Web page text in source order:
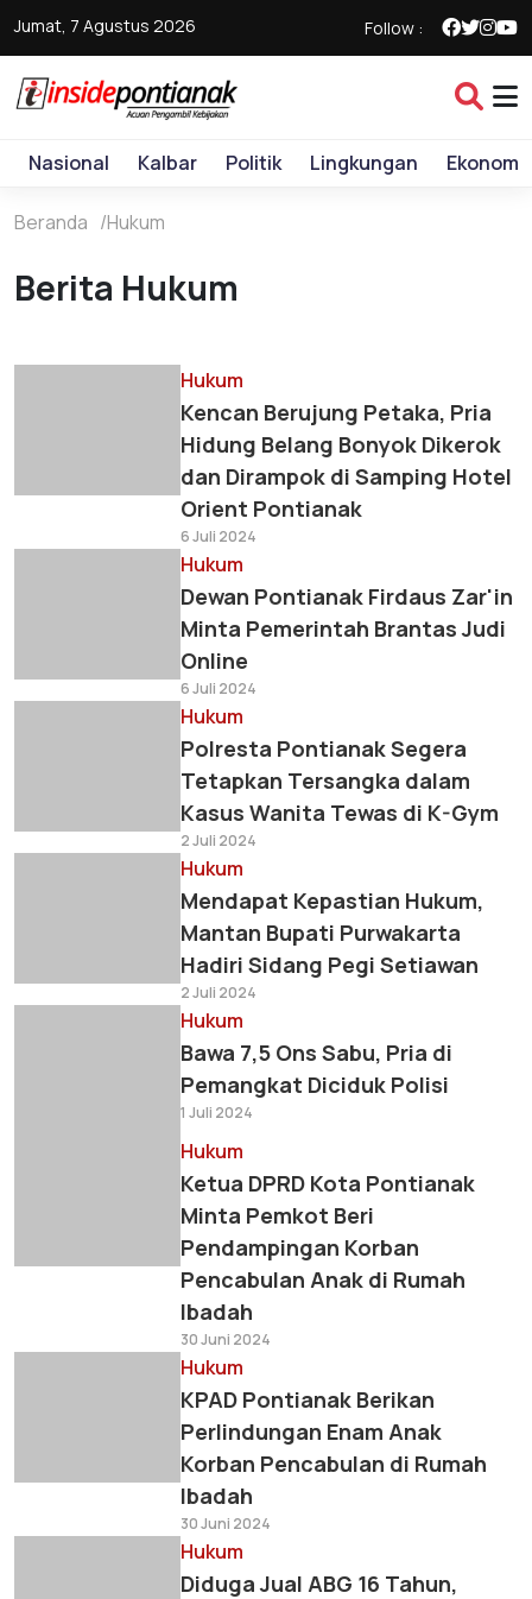
Jumat, 7 Agustus 2026 Follow :
Nasional Kalbar Politik Lingkungan Ekonomi
Beranda Hukum
Berita Hukum
Hukum
Kencan Berujung Petaka, Pria
Hidung Belang Bonyok Dikerok
dan Dirampok di Samping Hotel
Orient Pontianak
6 Juli 2024
Hukum
Dewan Pontianak Firdaus Zar'in
Minta Pemerintah Brantas Judi
Online
6 Juli 2024
Hukum
Polresta Pontianak Segera
Tetapkan Tersangka dalam
Kasus Wanita Tewas di K-Gym
2 Juli 2024
Hukum
Mendapat Kepastian Hukum,
Mantan Bupati Purwakarta
Hadiri Sidang Pegi Setiawan
2 Juli 2024
Hukum
Bawa 7,5 Ons Sabu, Pria di
Pemangkat Diciduk Polisi
1 Juli 2024
Hukum
Ketua DPRD Kota Pontianak
Minta Pemkot Beri
Pendampingan Korban
Pencabulan Anak di Rumah
Ibadah
30 Juni 2024
Hukum
KPAD Pontianak Berikan
Perlindungan Enam Anak
Korban Pencabulan di Rumah
Ibadah
30 Juni 2024
Hukum
Diduga Jual ABG 16 Tahun,